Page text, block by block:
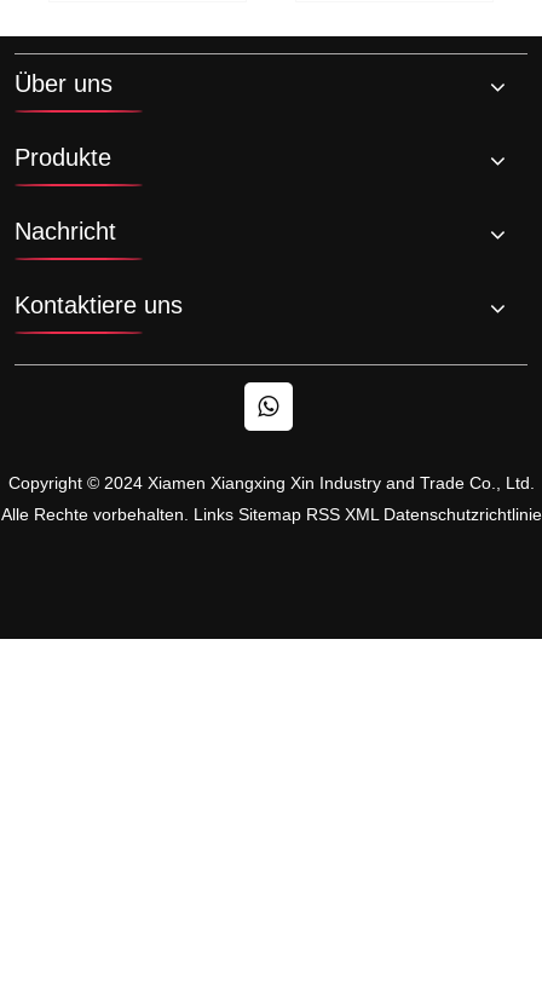
Über uns
Produkte
Nachricht
Kontaktiere uns
Copyright © 2024 Xiamen Xiangxing Xin Industry and Trade Co., Ltd.
Alle Rechte vorbehalten. Links Sitemap RSS XML Datenschutzrichtlinie